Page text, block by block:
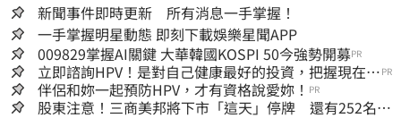
新聞事件即時更新 所有消息一手掌握！
一手掌握明星動態 即刻下載娛樂星聞APP
009829掌握AI關鍵 大華韓國KOSPI 50今強勢開募PR
立即諮詢HPV！是對自己健康最好的投資，把握現在不
嫌晚！
PR
伴侶和妳一起預防HPV，才有資格說愛妳！ PR
股東注意！三商美邦將下市「這天」停牌 還有252名千